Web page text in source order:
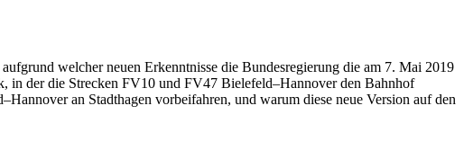
welcher neuen Erkenntnisse die Bundesregierung die am 7. Mai 2019
in der die Strecken FV10 und FV47 Bielefeld–Hannover den Bahnhof
an Stadthagen vorbeifahren, und warum diese neue Version auf den